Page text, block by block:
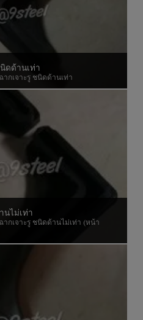
ดด้านเท่า
ากเจาะรู ชนิดด้านเท่า
นไม่เท่า
ากเจาะรู ชนิดด้านไม่เท่า (หน้า